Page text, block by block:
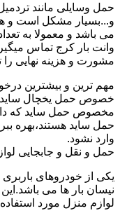
حمل وسایلی مانند
و...بسیار مشکل است و
می باشد و معمولا به
وانت بار کرج تماس
مشورت و هزینه نهایی را
مهم ترین و بیشترین
خصوص حمل یخچال ساید
مخصوص حمل ساید که
حمل ساید هستند،بهره
وارد نشود.
حمل و نقل و جابجایی
یکی از خودروهای
نیسان بار ها می باشد.این
لوازم منزل مورد